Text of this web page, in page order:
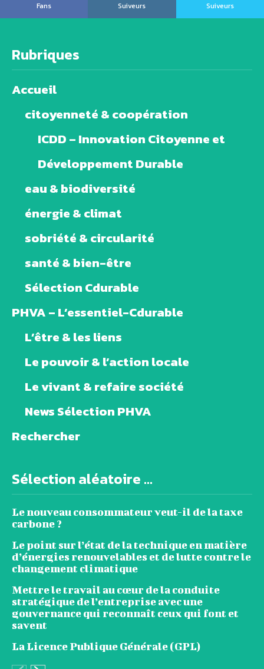
Fans
Suiveurs
Suiveurs
Rubriques
Accueil
citoyenneté & coopération
ICDD – Innovation Citoyenne et
Développement Durable
eau & biodiversité
énergie & climat
sobriété & circularité
santé & bien-être
Sélection Cdurable
PHVA – L’essentiel-Cdurable
L’être & les liens
Le pouvoir & l’action locale
Le vivant & refaire société
News Sélection PHVA
Rechercher
Sélection aléatoire ...
Le nouveau consommateur veut-il de la taxe
carbone ?
Le point sur l’état de la technique en matière
d’énergies renouvelables et de lutte contre le
changement climatique
Mettre le travail au cœur de la conduite
stratégique de l’entreprise avec une
gouvernance qui reconnaît ceux qui font et
savent
La Licence Publique Générale (GPL)